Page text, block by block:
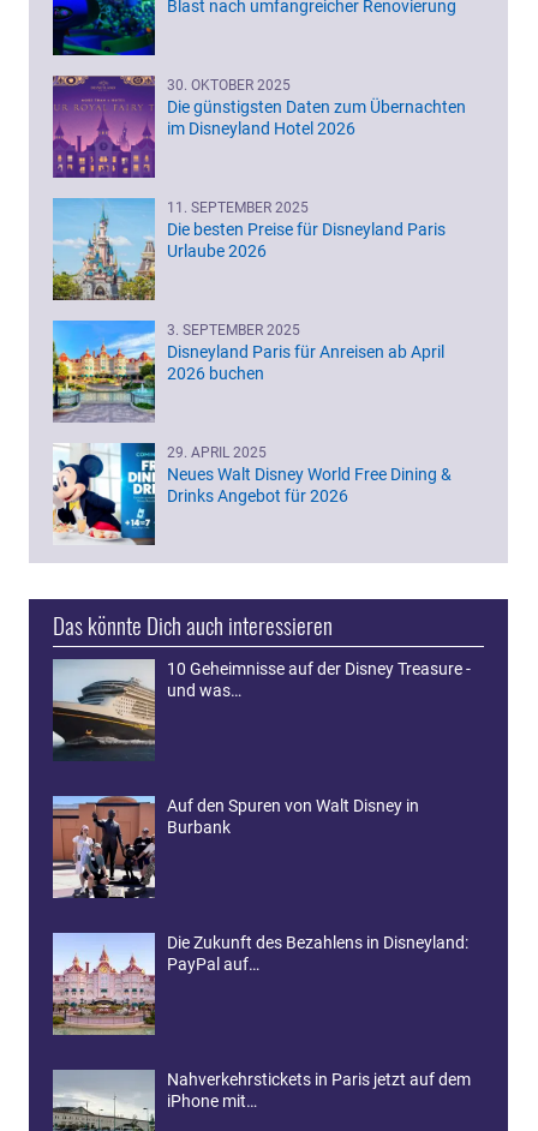
Blast nach umfangreicher Renovierung
30. OKTOBER 2025
Die günstigsten Daten zum Übernachten
im Disneyland Hotel 2026
11. SEPTEMBER 2025
Die besten Preise für Disneyland Paris
Urlaube 2026
3. SEPTEMBER 2025
Disneyland Paris für Anreisen ab April
2026 buchen
29. APRIL 2025
Neues Walt Disney World Free Dining &
Drinks Angebot für 2026
Das könnte Dich auch interessieren
10 Geheimnisse auf der Disney Treasure -
und was…
Auf den Spuren von Walt Disney in
Burbank
Die Zukunft des Bezahlens in Disneyland:
PayPal auf…
Nahverkehrstickets in Paris jetzt auf dem
iPhone mit…